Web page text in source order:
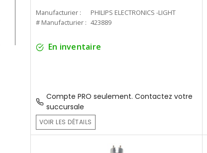
Manufacturier :
PHILIPS ELECTRONICS -LIGHT
# Manufacturier : 423889
En inventaire
Compte PRO seulement. Contactez votre
succursale
VOIR LES DÉTAILS